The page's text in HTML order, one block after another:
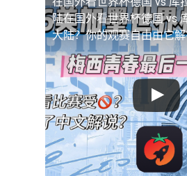
陆在国外看世界杯德国 vs
大陆？你的观赛自由由它